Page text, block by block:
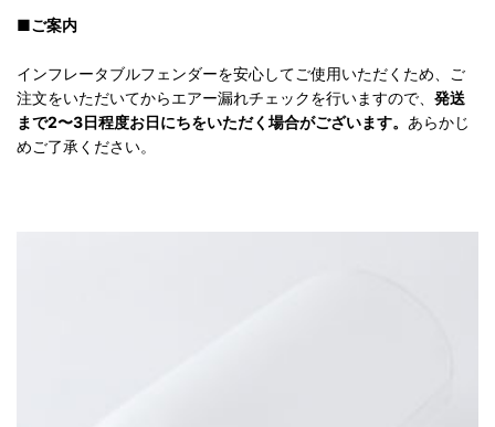
■ご案内
インフレータブルフェンダーを安心してご使用いただくため、ご
注文をいただいてからエアー漏れチェックを行いますので、 発送
まで2〜3日程度お日にちをいただく場合がございます。 あらかじ
めご了承ください。